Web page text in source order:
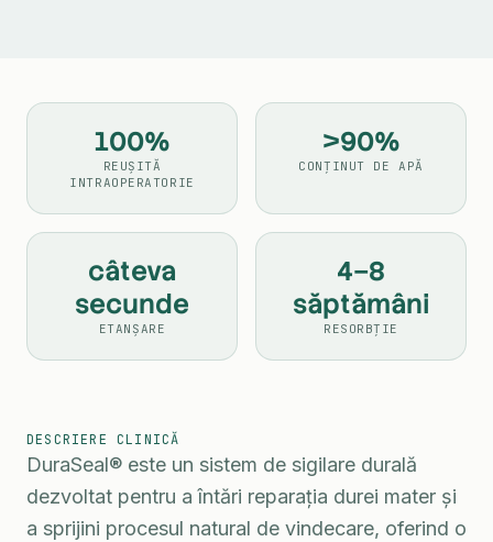
100%
REUȘITĂ
INTRAOPERATORIE
>90%
CONȚINUT DE APĂ
câteva
secunde
ETANȘARE
4–8
săptămâni
RESORBȚIE
DESCRIERE CLINICĂ
DuraSeal® este un sistem de sigilare durală
dezvoltat pentru a întări reparația durei mater și
a sprijini procesul natural de vindecare, oferind o